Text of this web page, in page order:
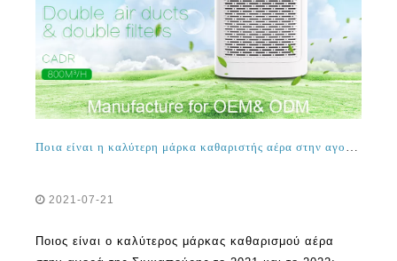
Ποια είναι η καλύτερη μάρκα καθαριστής αέρα στην αγορά της Σιγκαπούρης το 2021 και το 2022;
2021-07-21
Ποιος είναι ο καλύτερος μάρκας καθαρισμού αέρα